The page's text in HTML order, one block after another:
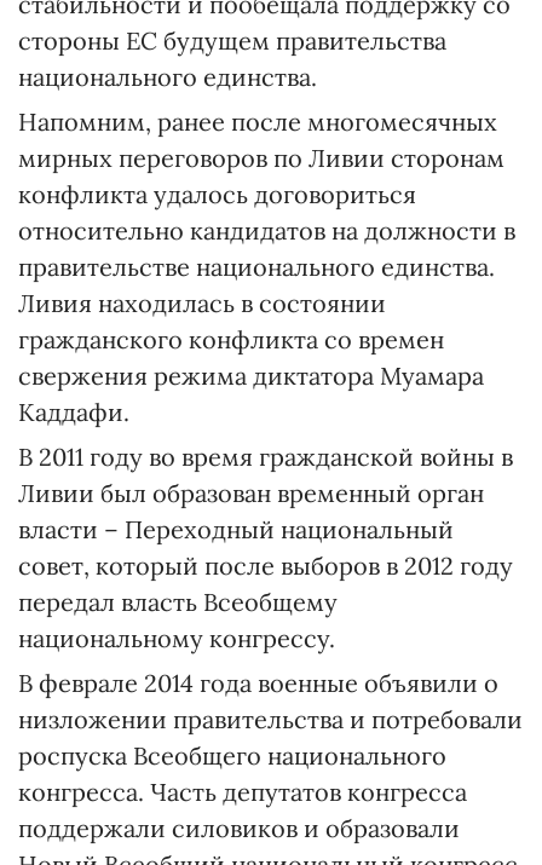
стороны ЕС будущем правительства
национального единства.
Напомним, ранее после многомесячных
мирных переговоров по Ливии сторонам
конфликта удалось договориться
относительно кандидатов на должности в
правительстве национального единства.
Ливия находилась в состоянии
гражданского конфликта со времен
свержения режима диктатора Муамара
Каддафи.
В 2011 году во время гражданской войны в
Ливии был образован временный орган
власти – Переходный национальный
совет, который после выборов в 2012 году
передал власть Всеобщему
национальному конгрессу.
В феврале 2014 года военные объявили о
низложении правительства и потребовали
роспуска Всеобщего национального
конгресса. Часть депутатов конгресса
поддержали силовиков и образовали